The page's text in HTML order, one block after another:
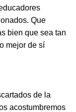
Que
bien que sea tan
mejor de sí
de la
acostumbremos